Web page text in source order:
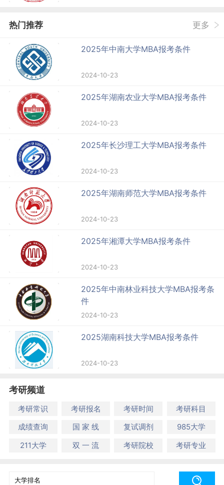
热门推荐 更多
2025年中南大学MBA报考条件
2024-10-23
2025年湖南农业大学MBA报考条件
2024-10-23
2025年长沙理工大学MBA报考条件
2024-10-23
2025年湖南师范大学MBA报考条件
2024-10-23
2025年湘潭大学MBA报考条件
2024-10-23
2025年中南林业科技大学MBA报考条
件
2024-10-23
2025湖南科技大学MBA报考条件
2024-10-23
考研频道
考研常识 考研报名 考研时间
考研科目
成绩查询
国 家 线 复试调剂
985大学
211大学
双 一 流 考研院校 考研专业